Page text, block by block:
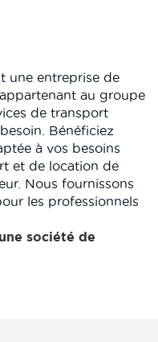
une entreprise de
au groupe
de transport
Bénéficiez
à vos besoins
et de location de
Nous fournissons
les professionnels
société de